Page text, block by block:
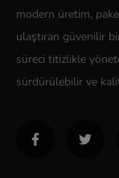
modern üretim,
ulaştıran güvenilir
süreci titizlikle
sürdürülebilir ve